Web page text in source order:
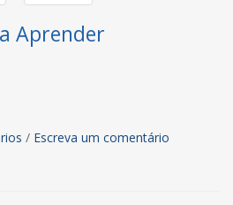
Aprender
/ Escreva um comentário